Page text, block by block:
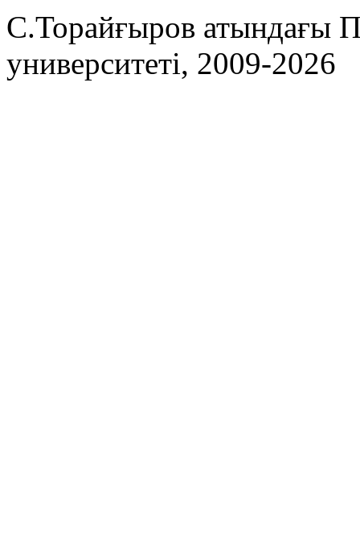
С.Торайғыров атындағы
университеті, 2009-2026